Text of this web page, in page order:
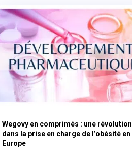
Wegovy en comprimés : une révolution
dans la prise en charge de l’obésité en
Europe